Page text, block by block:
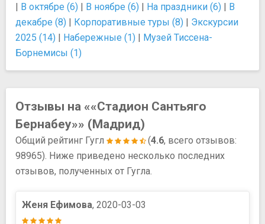
| В октябре (6) | В ноябре (6) | На праздники (6) | В
декабре (8) | Корпоративные туры (8) | Экскурсии
2025 (14) | Набережные (1) | Музей Тиссена-
Борнемисы (1)
Отзывы на ««Стадион Сантьяго
Бернабеу»» (Мадрид)
Общий рейтинг Гугл (4.6, всего отзывов:
98965). Ниже приведено несколько последних
отзывов, полученных от Гугла.
Женя Ефимова, 2020-03-03